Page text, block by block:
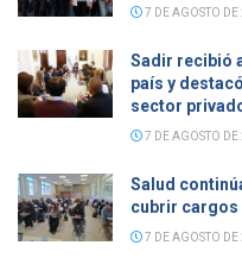
7 DE AGOSTO
Sadir recibió
país y
sector
7 DE AGOSTO
Salud
cubrir cargos
7 DE AGOSTO